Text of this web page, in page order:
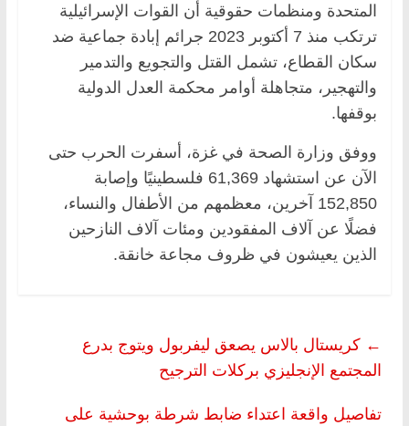
المتحدة ومنظمات حقوقية أن القوات الإسرائيلية
ترتكب منذ 7 أكتوبر 2023 جرائم إبادة جماعية ضد
سكان القطاع، تشمل القتل والتجويع والتدمير
والتهجير، متجاهلة أوامر محكمة العدل الدولية
بوقفها.
ووفق وزارة الصحة في غزة، أسفرت الحرب حتى
الآن عن استشهاد 61,369 فلسطينيًا وإصابة
152,850 آخرين، معظمهم من الأطفال والنساء،
فضلًا عن آلاف المفقودين ومئات آلاف النازحين
الذين يعيشون في ظروف مجاعة خانقة.
← كريستال بالاس يصعق ليفربول ويتوج بدرع
المجتمع الإنجليزي بركلات الترجيح
تفاصيل واقعة اعتداء ضابط شرطة بوحشية على